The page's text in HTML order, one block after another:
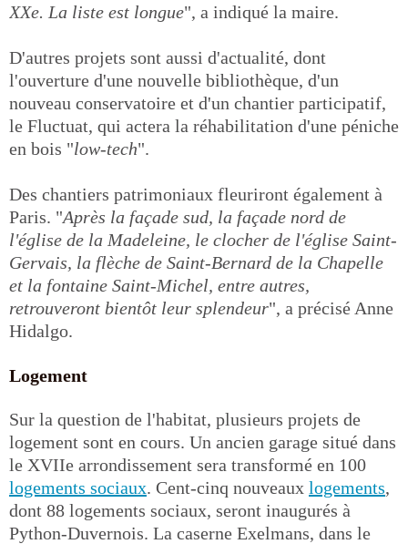
XXe. La liste est longue", a indiqué la maire.
D'autres projets sont aussi d'actualité, dont
l'ouverture d'une nouvelle bibliothèque, d'un
nouveau conservatoire et d'un chantier participatif,
le Fluctuat, qui actera la réhabilitation d'une péniche
en bois "low-tech".
Des chantiers patrimoniaux fleuriront également à
Paris. "Après la façade sud, la façade nord de
l'église de la Madeleine, le clocher de l'église Saint-
Gervais, la flèche de Saint-Bernard de la Chapelle
et la fontaine Saint-Michel, entre autres,
retrouveront bientôt leur splendeur", a précisé Anne
Hidalgo.
Logement
Sur la question de l'habitat, plusieurs projets de
logement sont en cours. Un ancien garage situé dans
le XVIIe arrondissement sera transformé en 100
logements sociaux. Cent-cinq nouveaux logements,
dont 88 logements sociaux, seront inaugurés à
Python-Duvernois. La caserne Exelmans, dans le